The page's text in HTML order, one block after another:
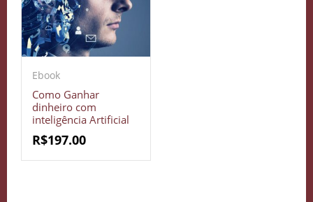
Ebook
Como Ganhar
dinheiro com
inteligência Artificial
R$197.00